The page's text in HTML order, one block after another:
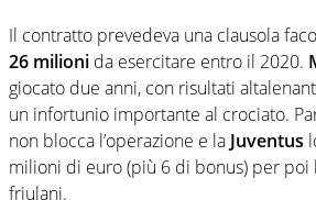
Il contratto prevedeva una clausola
26 milioni da esercitare entro il 2020.
giocato due anni, con risultati
un infortunio importante al crociato.
non blocca l’operazione e la Juventus
milioni di euro (più 6 di bonus) per poi
friulani.